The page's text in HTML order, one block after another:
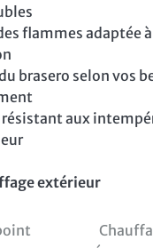
flammes adaptée
brasero selon vos
aux
extérieur